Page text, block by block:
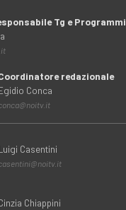
Tg e Programmi
redazionale
Conca
Casentini
Chiappini